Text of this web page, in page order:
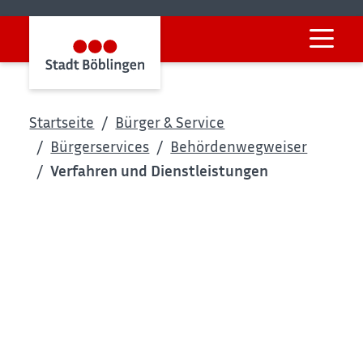
Startseite
Bürger & Service
Bürgerservices
Behördenwegweiser
Verfahren und Dienstleistungen